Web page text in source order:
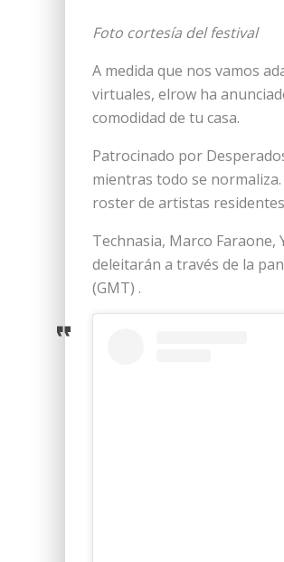
Foto cortesía del festival
A medida que nos vamos
virtuales, elrow ha
comodidad de tu casa.
Patrocinado por
mientras todo se
roster de artistas
Technasia, Marco
deleitarán a través de la
(GMT) .